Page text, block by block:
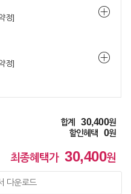
정]
정]
정]
합계 30,400원
할인혜택
0원
최종혜택가 30,400원
다운로드